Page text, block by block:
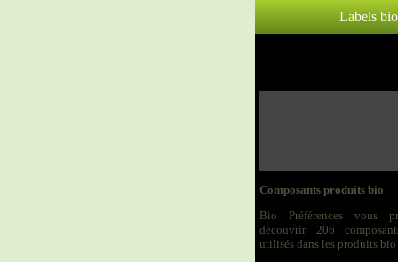
Labels bio
Composants produits bio
Bio Préférences vous
découvrir 206
utilisés dans les produits bio